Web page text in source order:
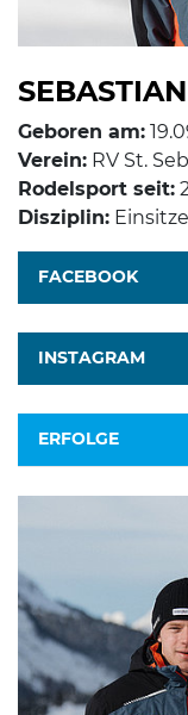
Geboren am:
Verein: RV St.
Rodelsport seit:
Disziplin:
FACEBOOK
INSTAGRAM
ERFOLGE